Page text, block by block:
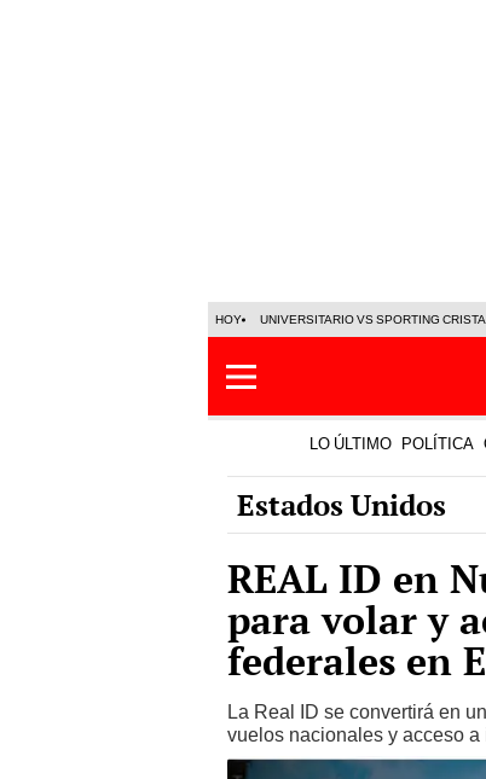
HOY UNIVERSITARIO VS SPORTING
LO ÚLTIMO POLÍTICA
Estados Unidos
REAL ID en
para volar y
federales en
La Real ID se convertirá en
vuelos nacionales y acceso